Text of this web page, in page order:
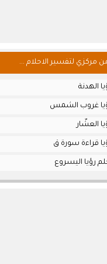
مركزي لتفسير الاحلام ...
الهدنة
غروب الشمس
العشّار
قراءة سورة ق
رؤيا اليسروع